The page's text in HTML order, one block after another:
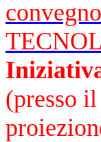
(presso